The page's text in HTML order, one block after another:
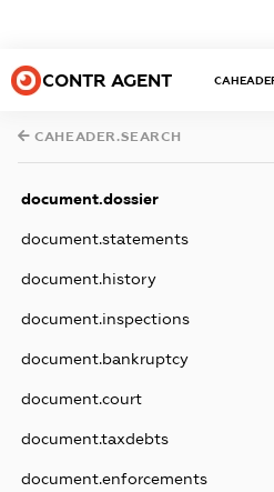
CONTR AGENT
CAHEADER.SEARCH
document.dossier
document.statements
document.history
document.inspections
document.bankruptcy
document.court
document.taxdebts
document.enforcements